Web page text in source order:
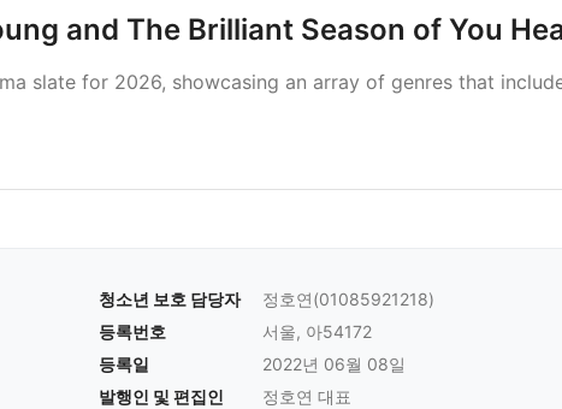
and The Brilliant Season of You
slate for 2026, showcasing an array of genres that
청소년 보호 담당자
정호연(01085921218)
등록번호
서울, 아54172
등록일
2022년 06월 08일
발행인 및 편집인
정호연 대표